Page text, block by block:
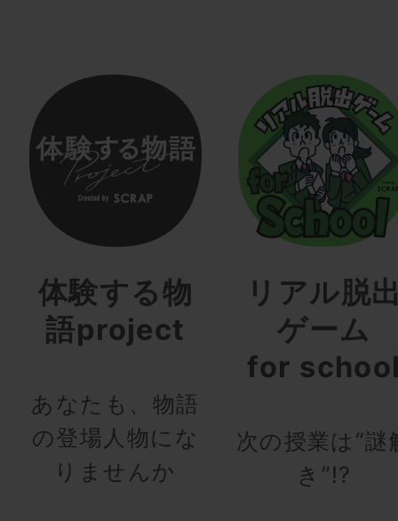
体験する物
語project
あなたも、物語
の登場人物にな
りませんか
リアル脱
ゲーム
for
次の授業は“謎
き”!?